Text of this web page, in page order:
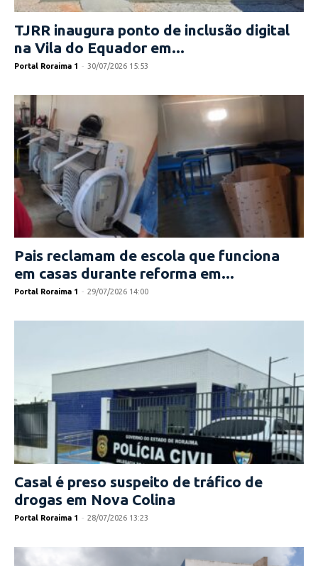
TJRR inaugura ponto de inclusão digital
na Vila do Equador em...
Portal Roraima 1 - 30/07/2026 15:53
Pais reclamam de escola que funciona
em casas durante reforma em...
Portal Roraima 1 - 29/07/2026 14:00
Casal é preso suspeito de tráfico de
drogas em Nova Colina
Portal Roraima 1 - 28/07/2026 13:23